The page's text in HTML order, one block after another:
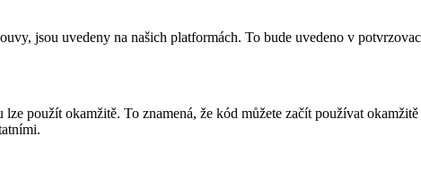
jsou uvedeny na našich platformách. To bude uvedeno v
použít okamžitě. To znamená, že kód můžete začít používat